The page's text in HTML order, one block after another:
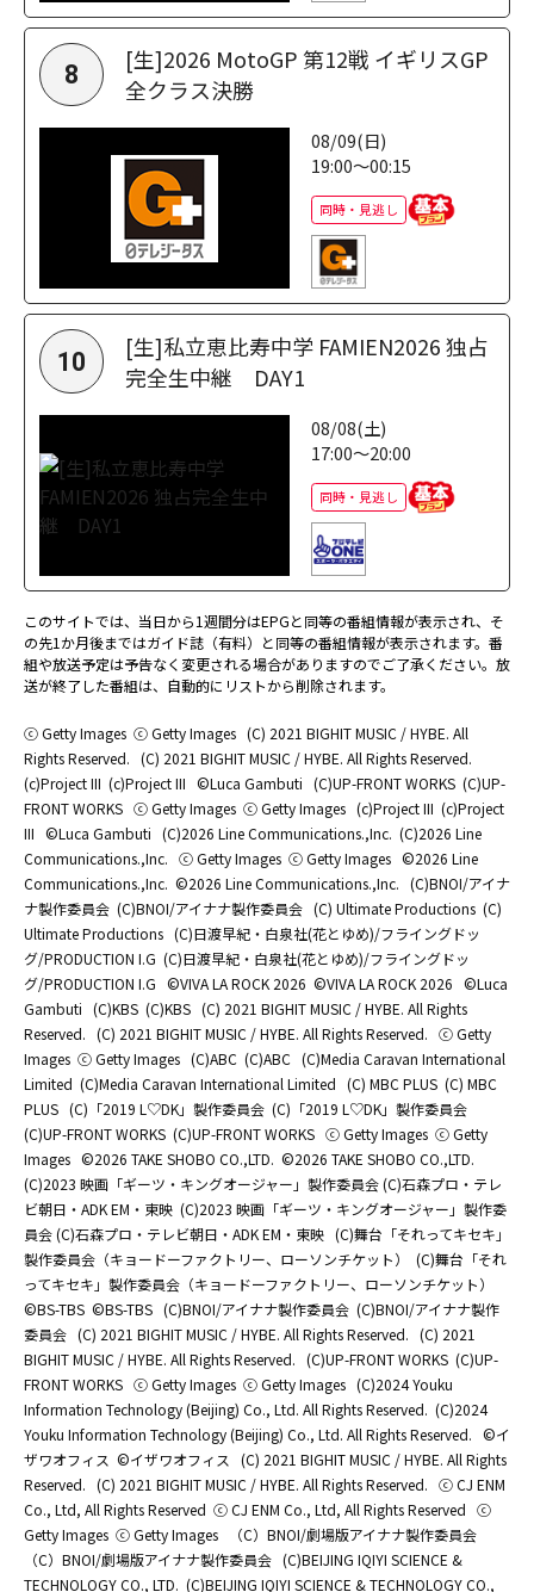
8
[生]2026 MotoGP 第12戦 イギリスGP
全クラス決勝
08/09(日)
19:00～00:15
同時・見逃し
10
[生]私立恵比寿中学 FAMIEN2026 独占
完全生中継 DAY1
08/08(土)
17:00～20:00
同時・見逃し
このサイトでは、当日から1週間分はEPGと同等の番組情報が表示され、そ
の先1か月後まではガイド誌（有料）と同等の番組情報が表示されます。番
組や放送予定は予告なく変更される場合がありますのでご了承ください。放
送が終了した番組は、自動的にリストから削除されます。
ⓒ Getty Images ⓒ Getty Images (C) 2021 BIGHIT MUSIC / HYBE. All
Rights Reserved. (C) 2021 BIGHIT MUSIC / HYBE. All Rights Reserved.
(c)Project III (c)Project III ©Luca Gambuti (C)UP-FRONT WORKS (C)UP-
FRONT WORKS ⓒ Getty Images ⓒ Getty Images (c)Project III (c)Project
III ©Luca Gambuti (C)2026 Line Communications.,Inc. (C)2026 Line
Communications.,Inc. ⓒ Getty Images ⓒ Getty Images ©2026 Line
Communications.,Inc. ©2026 Line Communications.,Inc. (C)BNOI/アイナ
ナ製作委員会 (C)BNOI/アイナナ製作委員会 (C) Ultimate Productions (C)
Ultimate Productions (C)日渡早紀・白泉社(花とゆめ)/フライングドッ
グ/PRODUCTION I.G (C)日渡早紀・白泉社(花とゆめ)/フライングドッ
グ/PRODUCTION I.G ©️VIVA LA ROCK 2026 ©️VIVA LA ROCK 2026 ©Luca
Gambuti (C)KBS (C)KBS (C) 2021 BIGHIT MUSIC / HYBE. All Rights
Reserved. (C) 2021 BIGHIT MUSIC / HYBE. All Rights Reserved. ⓒ Getty
Images ⓒ Getty Images (C)ABC (C)ABC (C)Media Caravan International
Limited (C)Media Caravan International Limited (C) MBC PLUS (C) MBC
PLUS (C)「2019 L♡DK」製作委員会 (C)「2019 L♡DK」製作委員会
(C)UP-FRONT WORKS (C)UP-FRONT WORKS ⓒ Getty Images ⓒ Getty
Images ©2026 TAKE SHOBO CO.,LTD. ©2026 TAKE SHOBO CO.,LTD.
(C)2023 映画「ギーツ・キングオージャー」製作委員会 (C)石森プロ・テレ
ビ朝日・ADK EM・東映 (C)2023 映画「ギーツ・キングオージャー」製作委
員会 (C)石森プロ・テレビ朝日・ADK EM・東映 (C)舞台「それってキセキ」
製作委員会（キョードーファクトリー、ローソンチケット）
(C)舞台「それ
ってキセキ」製作委員会（キョードーファクトリー、ローソンチケット）
©BS-TBS ©BS-TBS (C)BNOI/アイナナ製作委員会 (C)BNOI/アイナナ製作
委員会 (C) 2021 BIGHIT MUSIC / HYBE. All Rights Reserved. (C) 2021
BIGHIT MUSIC / HYBE. All Rights Reserved. (C)UP-FRONT WORKS (C)UP-
FRONT WORKS ⓒ Getty Images ⓒ Getty Images (C)2024 Youku
Information Technology (Beijing) Co., Ltd. All Rights Reserved. (C)2024
Youku Information Technology (Beijing) Co., Ltd. All Rights Reserved. ©イ
ザワオフィス ©イザワオフィス (C) 2021 BIGHIT MUSIC / HYBE. All Rights
Reserved. (C) 2021 BIGHIT MUSIC / HYBE. All Rights Reserved. ⓒ CJ ENM
Co., Ltd, All Rights Reserved ⓒ CJ ENM Co., Ltd, All Rights Reserved ⓒ
Getty Images ⓒ Getty Images
（C）BNOI/劇場版アイナナ製作委員会
（C）BNOI/劇場版アイナナ製作委員会 (C)BEIJING IQIYI SCIENCE &
TECHNOLOGY CO., LTD. (C)BEIJING IQIYI SCIENCE & TECHNOLOGY CO.,